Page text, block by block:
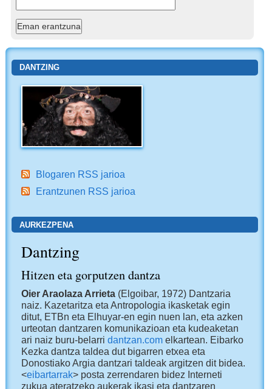
DANTZING
Blogaren RSS jarioa
Erantzunen RSS jarioa
AURKEZPENA
Dantzing
Hitzen eta gorputzen dantza
Oier Araolaza Arrieta (Elgoibar, 1972) Dantzaria
naiz. Kazetaritza eta Antropologia ikasketak egin
ditut, ETBn eta Elhuyar-en egin nuen lan, eta azken
urteotan dantzaren komunikazioan eta kudeaketan
ari naiz buru-belarridantzan.com elkartean. Eibarko
Kezka dantza taldea dut bigarren etxea eta
Donostiako Argia dantzari taldeak argitzen dit bidea.
<eibartarrak> posta zerrendaren bidez Interneti
zukua ateratzeko aukerak ikasi eta dantzaren